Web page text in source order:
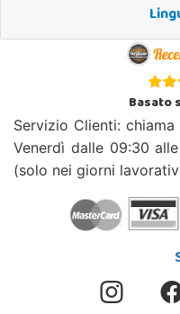
Basato
Servizio Clienti:
Venerdì dalle 09:30
(solo nei giorni